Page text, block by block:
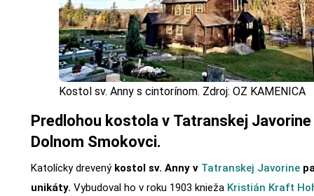
Kostol sv. Anny s cintorínom. Zdroj: OZ KAMENICA
Predlohou kostola v Tatranskej
Dolnom Smokovci.
Katolícky drevený kostol sv. Anny v Tatranskej Javorine
unikáty. Vybudoval ho v roku 1903 knieža Kristián Kraft